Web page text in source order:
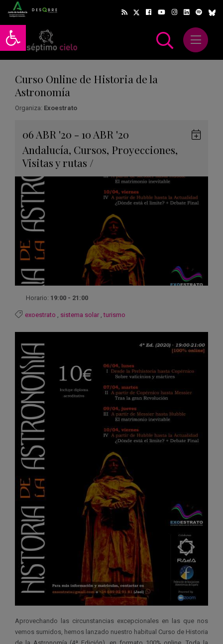
Abrir barra de herramientas
Abrir
Curso Online de Historia de la
Astronomía
Organiza: Exoestrato
06 ABR '20 - 10 ABR '20
Andalucía, Cursos, Proyecciones,
Visitas y rutas /
Horario: 19:00 - 21:00
exoestrato sistema solar ,turismo
Aprovechando las circunstancias excepcionales en las que nos
vemos sumidos, hemos lanzado nuestro habitual Curso de Historia